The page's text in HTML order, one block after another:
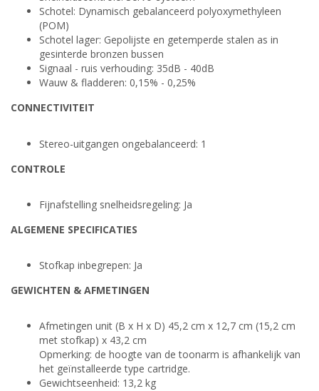
Schotel: Dynamisch gebalanceerd polyoxymethyleen
(POM)
Schotel lager: Gepolijste en getemperde stalen as in
gesinterde bronzen bussen
Signaal - ruis verhouding: 35dB - 40dB
Wauw & fladderen: 0,15% - 0,25%
CONNECTIVITEIT
Stereo-uitgangen ongebalanceerd: 1
CONTROLE
Fijnafstelling snelheidsregeling: Ja
ALGEMENE SPECIFICATIES
Stofkap inbegrepen: Ja
GEWICHTEN & AFMETINGEN
Afmetingen unit (B x H x D) 45,2 cm x 12,7 cm (15,2 cm
met stofkap) x 43,2 cm
Opmerking: de hoogte van de toonarm is afhankelijk van
het geïnstalleerde type cartridge.
Gewichtseenheid: 13,2 kg